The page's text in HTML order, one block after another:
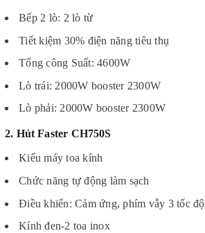
Bếp 2 lò: 2 lò từ
Tiết kiệm 30% điện năng tiêu thụ
Tổng công Suất: 4600W
Lò trái: 2000W booster 2300W
Lò phải: 2000W booster 2300W
2. Hút Faster CH750S
Kiểu máy toa kính
Chức năng tự động làm sạch
Điều khiển: Cảm ứng, phím vẫy 3 tốc độ
Kính đen-2 toa inox